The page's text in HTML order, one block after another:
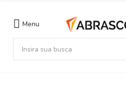
Menu